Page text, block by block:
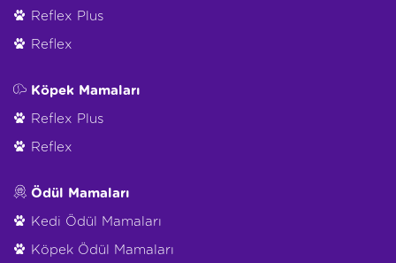
Reflex Plus
Reflex
Köpek Mamaları
Reflex Plus
Reflex
Ödül Mamaları
Kedi Ödül Mamaları
Köpek Ödül Mamaları